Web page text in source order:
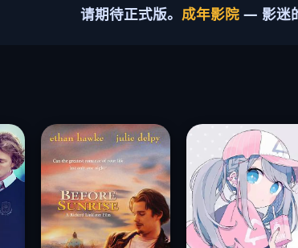
请期待正式版。 成年影院 — 影迷